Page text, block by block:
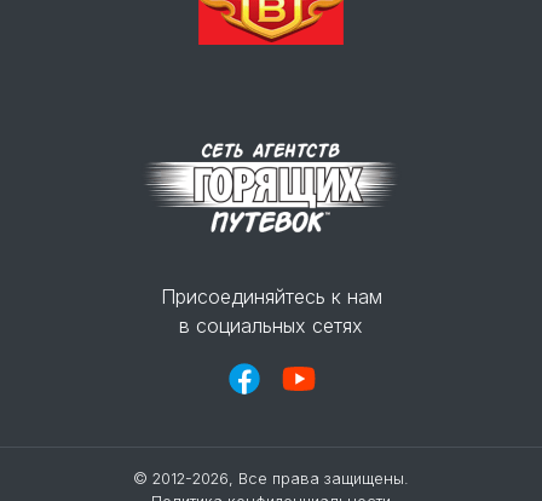
Присоединяйтесь к нам
в социальных сетях
© 2012-2026, Все права защищены.